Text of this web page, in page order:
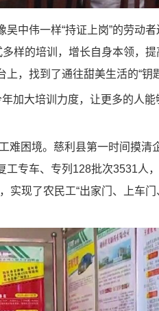
伟一样“持证上岗”的劳动者
样的培训，增长自身本领，
，找到了通往甜美生活的“钥匙
大培训力度，让更多的人能
困境。慈利县第一时间摸清
工专车、专列128批次3531人
现了农民工“出家门、上车门